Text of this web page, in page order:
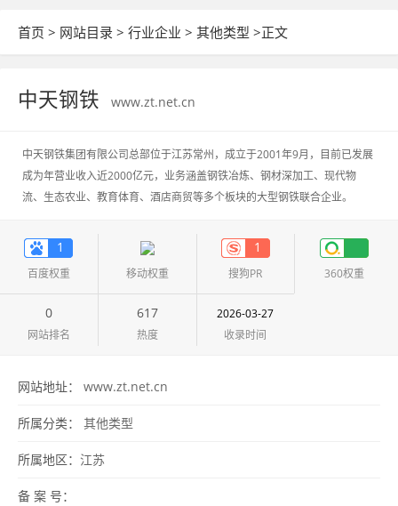
首页 > 网站目录 > 行业企业 > 其他类型 >正文
中天钢铁 www.zt.net.cn
中天钢铁集团有限公司总部位于江苏常州，成立于2001年9月，目前已发展
成为年营业收入近2000亿元，业务涵盖钢铁冶炼、钢材深加工、现代物
流、生态农业、教育体育、酒店商贸等多个板块的大型钢铁联合企业。
1
百度权重 移动权重
1
搜狗PR 360权重
0
网站排名
617
热度
2026-03-27
收录时间
网站地址： www.zt.net.cn
所属分类： 其他类型
所属地区： 江苏
备 案 号：